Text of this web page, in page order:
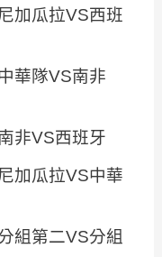
加瓜拉VS西班
華隊VS南非
非VS西班牙
加瓜拉VS中華
組第二VS分組